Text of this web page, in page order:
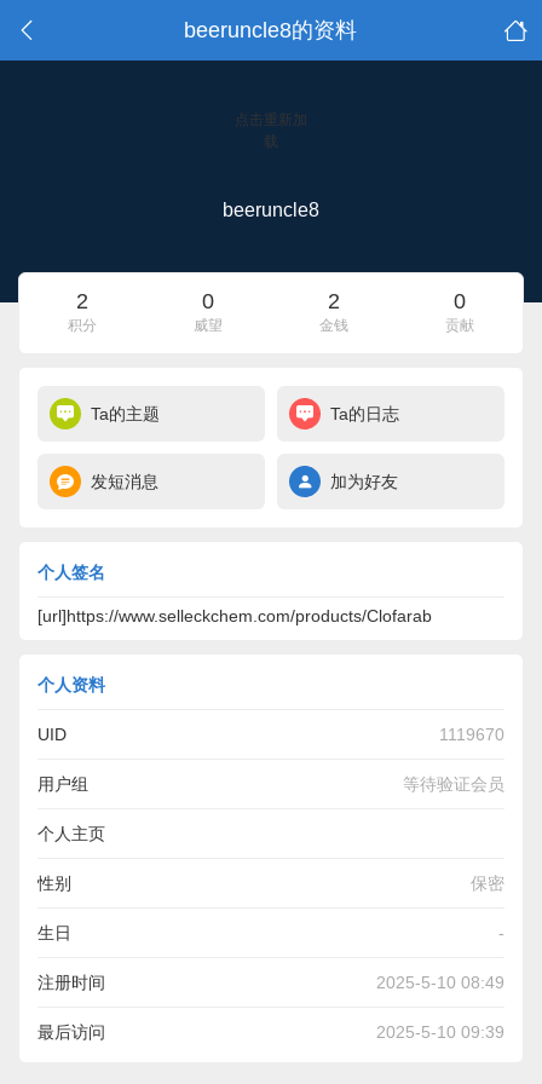
beeruncle8的资料
点击重新加
载
beeruncle8
2
积分
0
威望
2
金钱
0
贡献
Ta的主题 Ta的日志
发短消息 加为好友
个人签名
[url]https://www.selleckchem.com/products/Clofarab
个人资料
UID 1119670
用户组 等待验证会员
个人主页
https://www.selleckchem.com/products/Clofarabine.html
性别 保密
生日 -
注册时间 2025-5-10 08:49
最后访问 2025-5-10 09:39